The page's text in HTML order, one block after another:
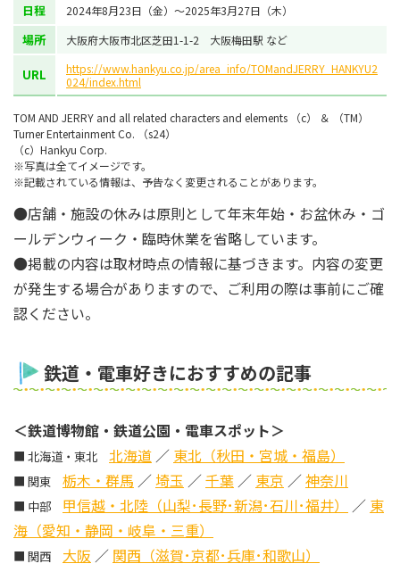
日程 2024年8月23日（金）～2025年3月27日（木）
場所 大阪府大阪市北区芝田1-1-2 大阪梅田駅 など
URL
https://www.hankyu.co.jp/area_info/TOMandJERRY_HANKYU2
024/index.html
TOM AND JERRY and all related characters and elements （c） ＆ （TM）
Turner Entertainment Co. （s24）
（c）Hankyu Corp.
※写真は全てイメージです。
※記載されている情報は、予告なく変更されることがあります。
●店舗・施設の休みは原則として年末年始・お盆休み・ゴ
ールデンウィーク・臨時休業を省略しています。
●掲載の内容は取材時点の情報に基づきます。内容の変更
が発生する場合がありますので、ご利用の際は事前にご確
認ください。
鉄道・電車好きにおすすめの記事
＜鉄道博物館・鉄道公園・電車スポット＞
■ 北海道・東北 北海道 ／ 東北（秋田・宮城・福島）
■ 関東 栃木・群馬 ／埼玉 ／千葉 ／ 東京 ／神奈川
■ 中部 甲信越・北陸（山梨･長野･新潟･石川･福井） ／ 東
海（愛知・静岡・岐阜・三重）
■ 関西 大阪 ／ 関西（滋賀･京都･兵庫･和歌山）